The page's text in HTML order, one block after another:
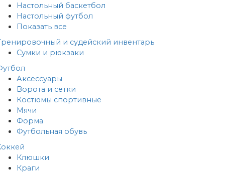
Настольный баскетбол
Настольный футбол
Показать все
и судейский инвентарь
Сумки и рюкзаки
Аксессуары
Ворота и сетки
Костюмы спортивные
Мячи
Форма
Футбольная обувь
Клюшки
Краги